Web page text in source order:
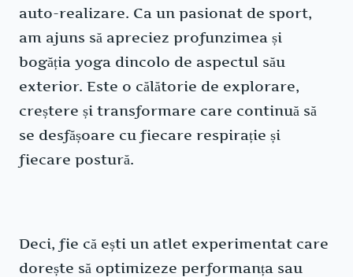
auto-realizare. Ca un pasionat de sport,
am ajuns să apreciez profunzimea și
bogăția yoga dincolo de aspectul său
exterior. Este o călătorie de explorare,
creștere și transformare care continuă să
se desfășoare cu fiecare respirație și
fiecare postură.
Deci, fie că ești un atlet experimentat care
dorește să optimizeze performanța sau